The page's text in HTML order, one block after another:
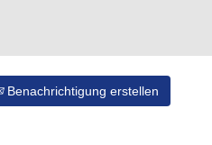
Benachrichtigung erstellen